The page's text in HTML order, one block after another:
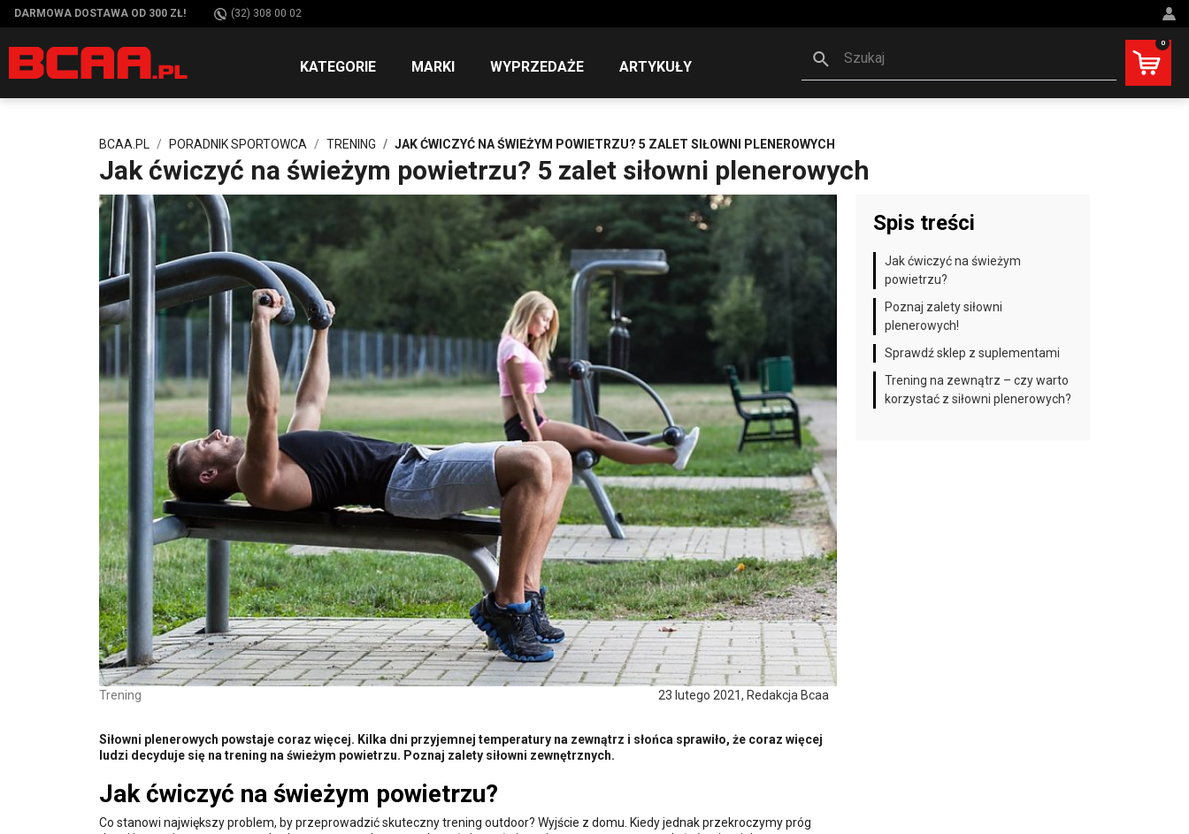
DARMOWA DOSTAWA OD 300 ZŁ! (32) 308 00 02
KATEGORIE MARKI WYPRZEDAŻE ARTYKUŁY
Szukaj
0
BCAA.PL PORADNIK SPORTOWCA TRENING JAK ĆWICZYĆ NA ŚWIEŻYM POWIETRZU? 5 ZALET SIŁOWNI PLENEROWYCH
Jak ćwiczyć na świeżym powietrzu? 5 zalet siłowni plenerowych
Trening 23 lutego 2021, Redakcja Bcaa
Siłowni plenerowych powstaje coraz więcej. Kilka dni przyjemnej temperatury na zewnątrz i słońca sprawiło, że coraz więcej
ludzi decyduje się na trening na świeżym powietrzu. Poznaj zalety siłowni zewnętrznych.
Jak ćwiczyć na świeżym powietrzu?
Co stanowi największy problem, by przeprowadzić skuteczny trening outdoor? Wyjście z domu. Kiedy jednak przekroczymy próg
Spis treści
Jak ćwiczyć na świeżym
powietrzu?
Poznaj zalety siłowni
plenerowych!
Sprawdź sklep z suplementami
Trening na zewnątrz – czy warto
korzystać z siłowni plenerowych?